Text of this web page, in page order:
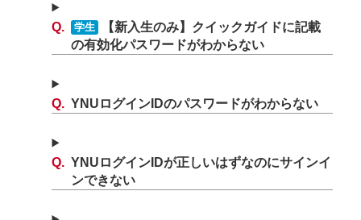
学生
【新入生のみ】クイックガイドに記載
の有効化パスワードがわからない
YNUログインIDのパスワードがわからない
YNUログインIDが正しいはずなのにサインイ
ンできない